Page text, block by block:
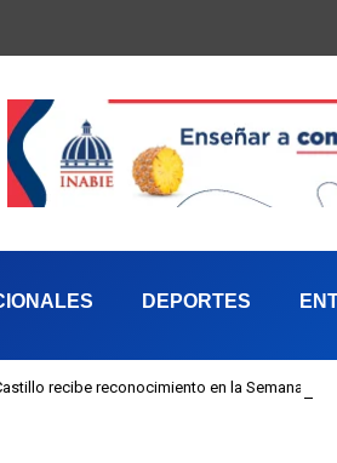
DEPORTES
recibe reconocimiento en la Semana